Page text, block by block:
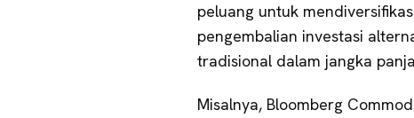
peluang untuk
pengembalian investasi
tradisional dalam jangka
Misalnya, Bloomberg